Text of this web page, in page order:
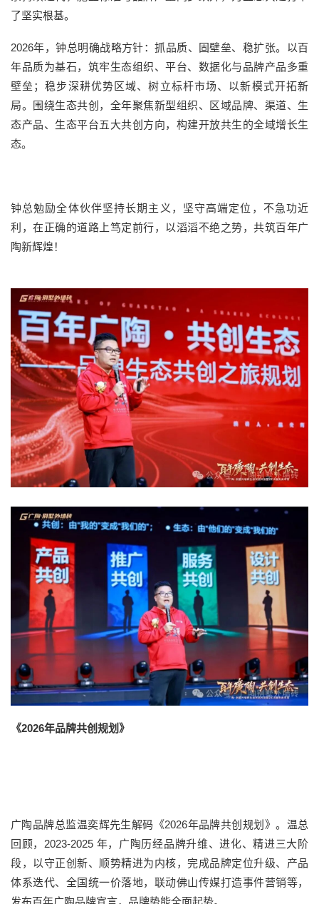
了坚实根基。
2026年，钟总明确战略方针：抓品质、固壁垒、稳扩张。以百
年品质为基石，筑牢生态组织、平台、数据化与品牌产品多重
壁垒；稳步深耕优势区域、树立标杆市场、以新模式开拓新
局。围绕生态共创，全年聚焦新型组织、区域品牌、渠道、生
态产品、生态平台五大共创方向，构建开放共生的全域增长生
态。
钟总勉励全体伙伴坚持长期主义，坚守高端定位，不急功近
利，在正确的道路上笃定前行，以滔滔不绝之势，共筑百年广
陶新辉煌！
《2026年品牌共创规划》
广陶品牌总监温奕辉先生解码《2026年品牌共创规划》。温总
回顾，2023-2025 年，广陶历经品牌升维、进化、精进三大阶
段，以守正创新、顺势精进为内核，完成品牌定位升级、产品
体系迭代、全国统一价落地，联动佛山传媒打造事件营销等，
发布百年广陶品牌宣言，品牌势能全面起势。